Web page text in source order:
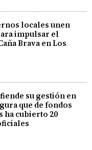
locales unen
impulsar el
Brava en Los
su gestión en
que de fondos
ha cubierto 20